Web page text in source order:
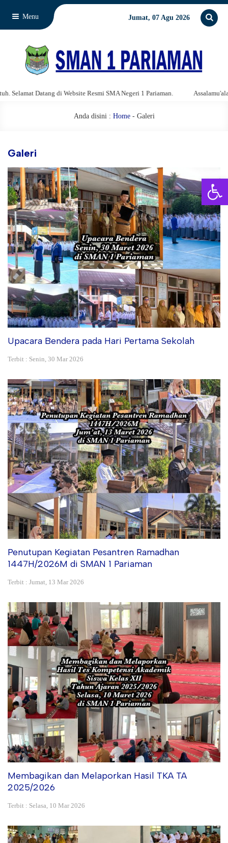
Menu Jumat, 07 Agu 2026
di Website Resmi SMA Negeri 1 Pariaman. Assalamu'alaikum
Anda disini : Home- Galeri
Galeri
Upacara Bendera pada Hari Pertama Sekolah
Terbit : Senin, 30 Mar 2026
Penutupan Kegiatan Pesantren Ramadhan
1447H/2026M di SMAN 1 Pariaman
Terbit : Jumat, 13 Mar 2026
Membagikan dan Melaporkan Hasil TKA TA
2025/2026
Terbit : Selasa, 10 Mar 2026